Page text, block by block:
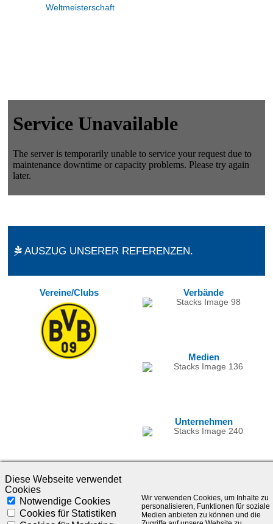
Weltmeisterschaft
AUSZUG UNSERER REFERENZEN.
Vereine/Clubs Verbände
Medien
Unternehmen
Diese Webseite verwendet
Cookies
Notwendige Cookies
Cookies für Statistiken
Wir verwenden Cookies, um Inhalte zu
personalisieren, Funktionen für soziale
Medien anbieten zu können und die